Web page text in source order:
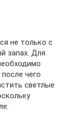
не только с
запах. Для
чего
светлые